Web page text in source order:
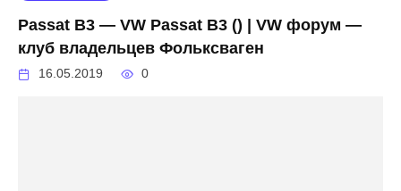
Passat B3 — VW Passat B3 () | VW форум —
клуб владельцев Фольксваген
16.05.2019 0